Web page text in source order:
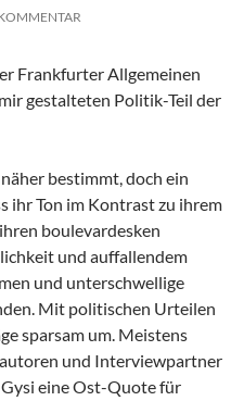
Frankfurter Allgemeinen
gestalteten Politik-Teil der
bestimmt, doch ein
ihr Ton im Kontrast zu ihrem
boulevardesken
und auffallendem
und unterschwellige
Mit politischen Urteilen
sparsam um. Meistens
und Interviewpartner
eine Ost-Quote für